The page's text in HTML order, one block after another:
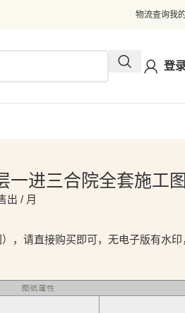
物流查询我
登
一进三合院全套施工
出 / 月
，请直接购买即可，无电子版有水印